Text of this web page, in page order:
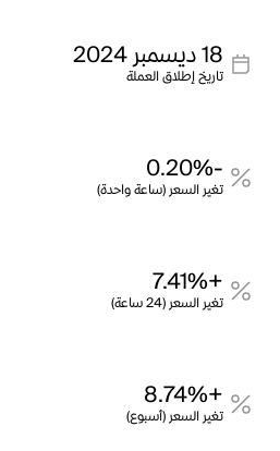
18 ديسمبر 2024
تاريخ إطلاق العملة
-0.20%
تغير السعر (ساعة واحدة)
+7.41%
تغير السعر (24 ساعة)
+8.74%
تغير السعر (أسبوع)